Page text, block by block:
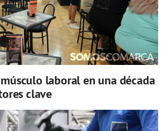
laboral en una década
clave